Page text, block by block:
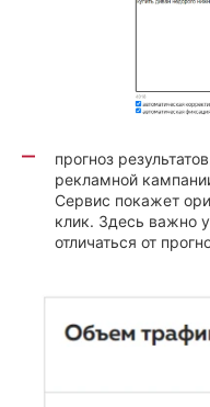
прогноз
рекламной
Сервис покажет
клик. Здесь важно
отличаться от